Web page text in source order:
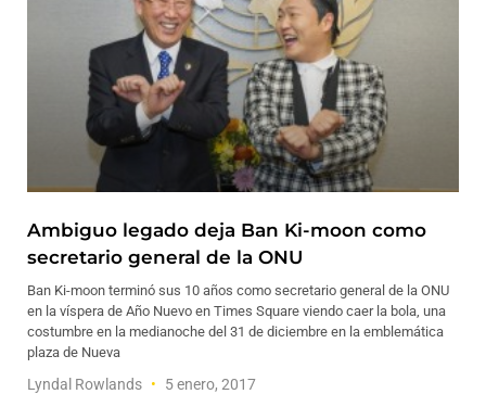
Ambiguo legado deja Ban Ki-moon como
secretario general de la ONU
Ban Ki-moon terminó sus 10 años como secretario general de la ONU
en la víspera de Año Nuevo en Times Square viendo caer la bola, una
costumbre en la medianoche del 31 de diciembre en la emblemática
plaza de Nueva
Lyndal Rowlands 5 enero, 2017